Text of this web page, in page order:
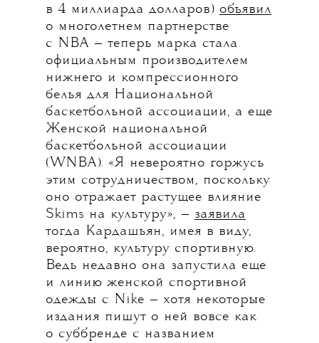
в 4 миллиарда долларов) объявил
о многолетнем партнерстве
с NBA — теперь марка стала
официальным производителем
нижнего и компрессионного
белья для Национальной
баскетбольной ассоциации, а еще
Женской национальной
баскетбольной ассоциации
(WNBA). «Я невероятно горжусь
этим сотрудничеством, поскольку
оно отражает растущее влияние
Skims на культуру», — заявила
тогда Кардашьян, имея в виду,
вероятно, культуру спортивную.
Ведь недавно она запустила еще
и линию женской спортивной
одежды с Nike — хотя некоторые
издания пишут о ней вовсе как
о суббренде с названием